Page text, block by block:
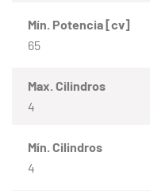
Mín. Potencia [cv]
65
Max. Cilindros
4
Mín. Cilindros
4